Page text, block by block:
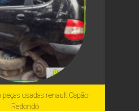
peças usadas renault Capão
Redondo